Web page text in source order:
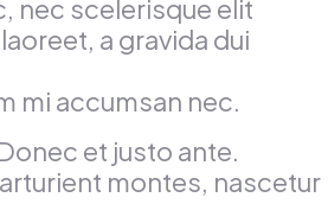
nec scelerisque elit
a gravida dui
mi accumsan nec.
et justo ante.
montes, nascetur